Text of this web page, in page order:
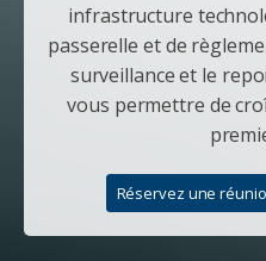
infrastructure
passerelle et de
surveillance et le
vous permettre de
Réservez une